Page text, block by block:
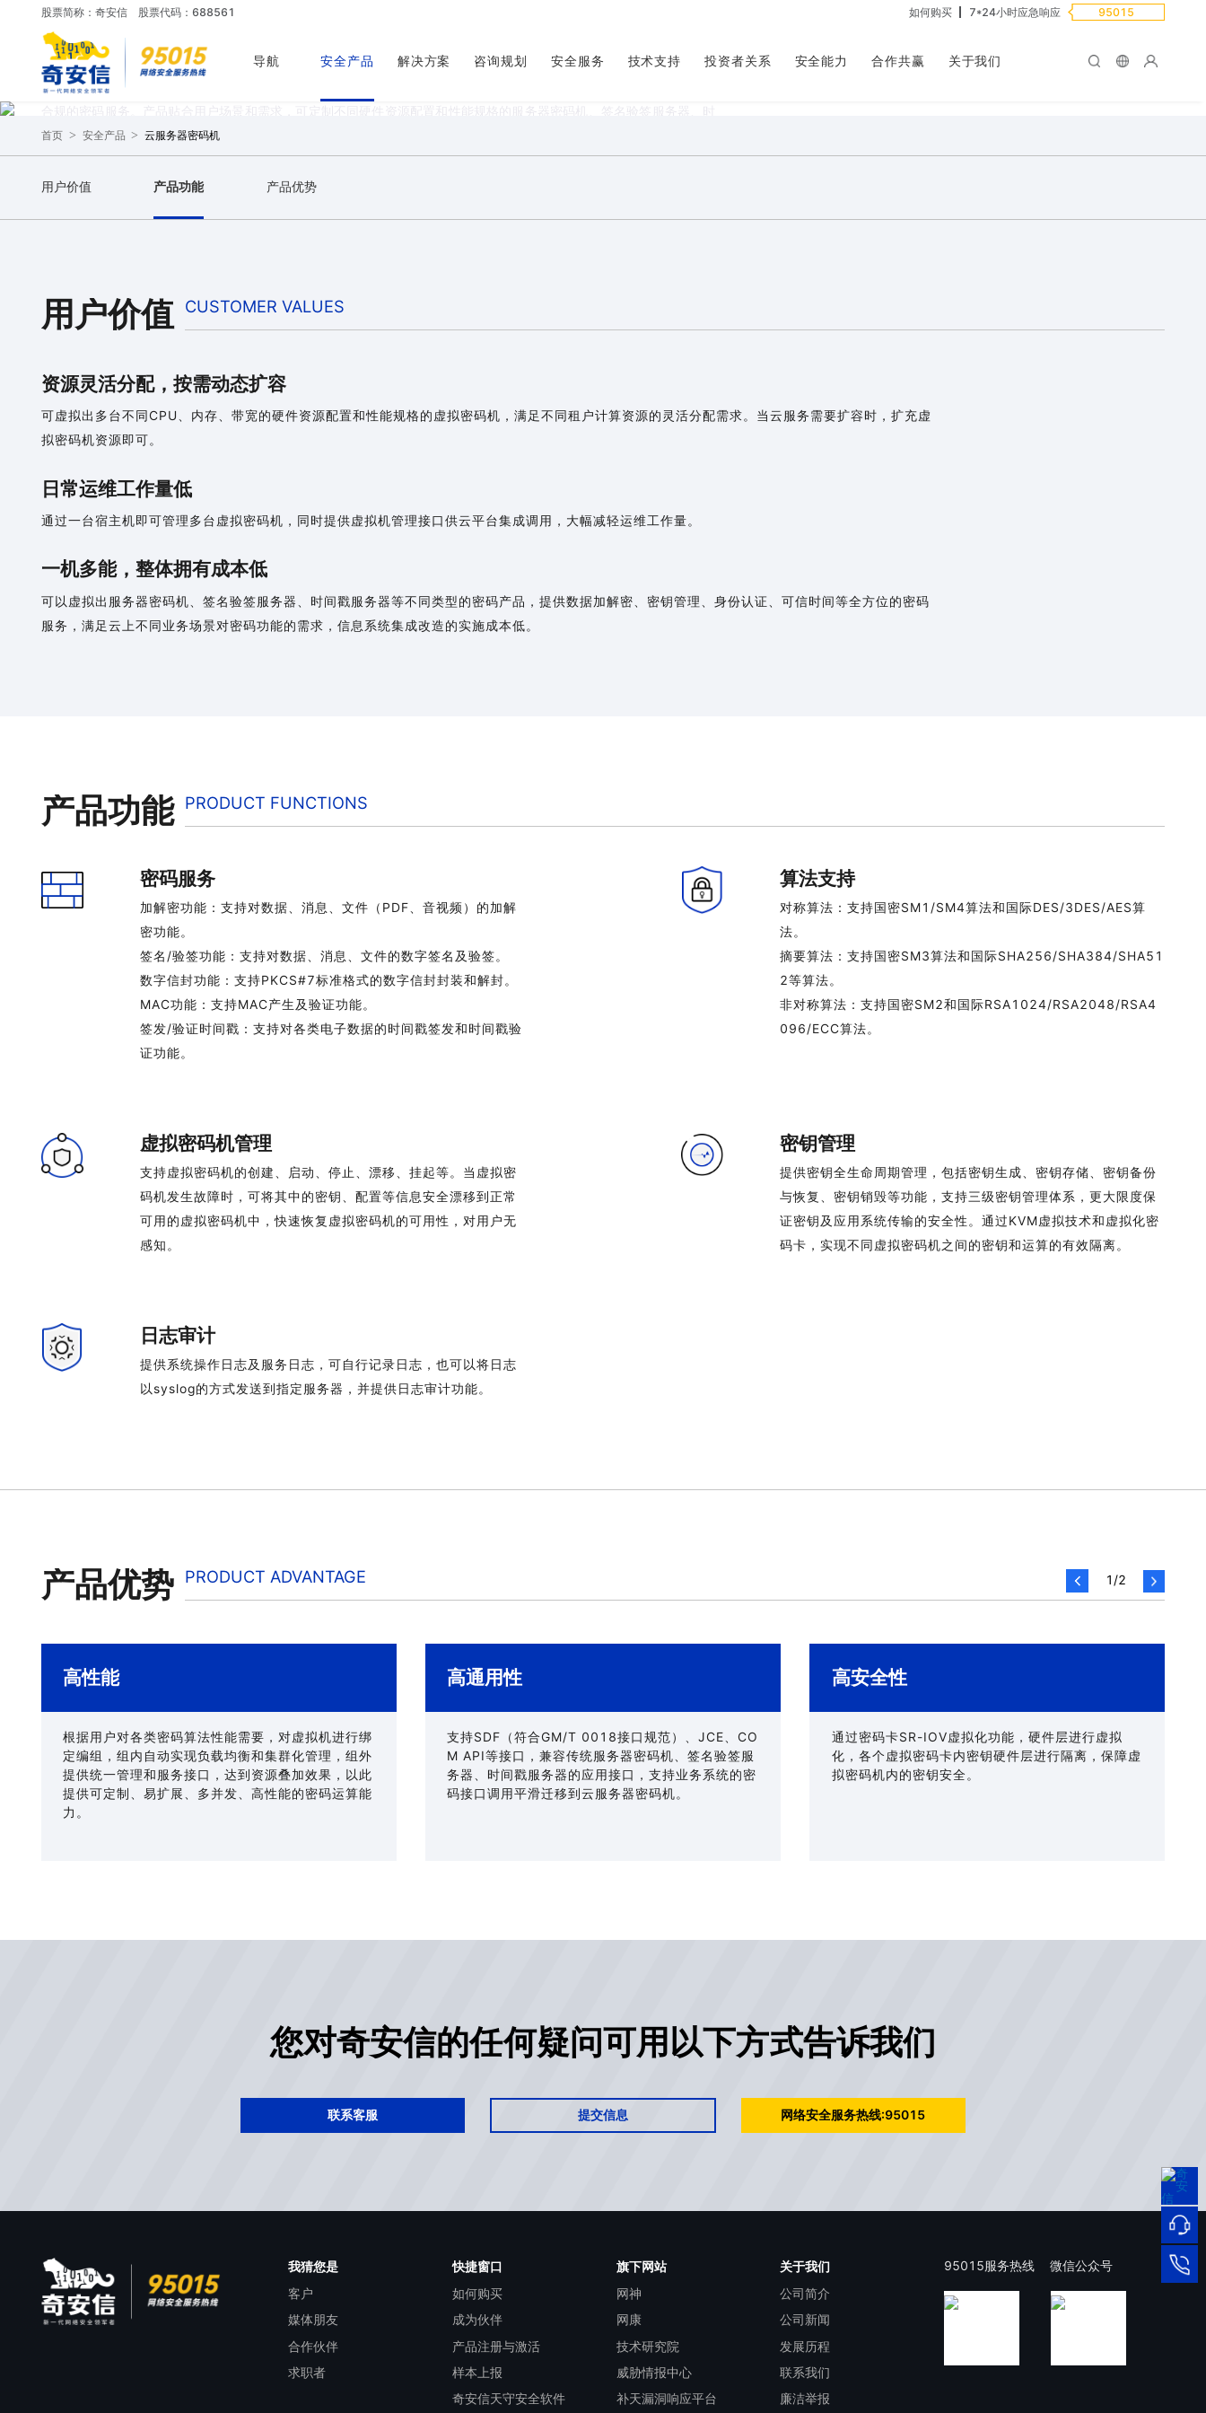
股票简称：奇安信 股票代码：688561 如何购买 7*24小时应急响应 95015
导航 安全产品 解决方案 咨询规划 安全服务 技术支持 投资者关系 安全能力 合作共赢 关于我们
云服务器密码机
奇安信网神云服务器密码机（QuickHSM-VSM）是一款硬件密码产品，通过虚拟化技术，提供便捷可靠、灵活定制、安全
间戳服务器等密码设备VSM，从而实现密码计算资源的按需分配、集约利用，实现对密码设备的有效管理和维护。
立即咨询 申请试用
首页 > 安全产品 > 云服务器密码机
用户价值 产品功能 产品优势
用户价值 CUSTOMER VALUES
资源灵活分配，按需动态扩容
可虚拟出多台不同CPU、内存、带宽的硬件资源配置和性能规格的虚拟密码机，满足不同租户计算资源的灵活分配需求。当云服务需要扩容时，扩充虚
拟密码机资源即可。
日常运维工作量低
通过一台宿主机即可管理多台虚拟密码机，同时提供虚拟机管理接口供云平台集成调用，大幅减轻运维工作量。
一机多能，整体拥有成本低
可以虚拟出服务器密码机、签名验签服务器、时间戳服务器等不同类型的密码产品，提供数据加解密、密钥管理、身份认证、可信时间等全方位的密码
服务，满足云上不同业务场景对密码功能的需求，信息系统集成改造的实施成本低。
产品功能 PRODUCT FUNCTIONS
密码服务
加解密功能：支持对数据、消息、文件（PDF、音视频）的加解
密功能。
签名/验签功能：支持对数据、消息、文件的数字签名及验签。
数字信封功能：支持PKCS#7标准格式的数字信封封装和解封。
MAC功能：支持MAC产生及验证功能。
签发/验证时间戳：支持对各类电子数据的时间戳签发和时间戳验
证功能。
算法支持
对称算法：支持国密SM1/SM4算法和国际DES/3DES/AES算
法。
摘要算法：支持国密SM3算法和国际SHA256/SHA384/SHA51
2等算法。
非对称算法：支持国密SM2和国际RSA1024/RSA2048/RSA4
096/ECC算法。
虚拟密码机管理
支持虚拟密码机的创建、启动、停止、漂移、挂起等。当虚拟密
码机发生故障时，可将其中的密钥、配置等信息安全漂移到正常
可用的虚拟密码机中，快速恢复虚拟密码机的可用性，对用户无
感知。
密钥管理
提供密钥全生命周期管理，包括密钥生成、密钥存储、密钥备份
与恢复、密钥销毁等功能，支持三级密钥管理体系，更大限度保
证密钥及应用系统传输的安全性。通过KVM虚拟技术和虚拟化密
码卡，实现不同虚拟密码机之间的密钥和运算的有效隔离。
日志审计
提供系统操作日志及服务日志，可自行记录日志，也可以将日志
以syslog的方式发送到指定服务器，并提供日志审计功能。
产品优势 PRODUCT ADVANTAGE 1/2
高性能
根据用户对各类密码算法性能需要，对虚拟机进行绑
定编组，组内自动实现负载均衡和集群化管理，组外
提供统一管理和服务接口，达到资源叠加效果，以此
提供可定制、易扩展、多并发、高性能的密码运算能
力。
高通用性
支持SDF（符合GM/T 0018接口规范）、JCE、CO
M API等接口，兼容传统服务器密码机、签名验签服
务器、时间戳服务器的应用接口，支持业务系统的密
码接口调用平滑迁移到云服务器密码机。
高安全性
通过密码卡SR-IOV虚拟化功能，硬件层进行虚拟
化，各个虚拟密码卡内密钥硬件层进行隔离，保障虚
拟密码机内的密钥安全。
95015
网络
安全
服务
热线
在线
您对奇安信的任何疑问可用以下方式告诉我们
联系客服 提交信息 网络安全服务热线:95015
我猜您是
客户
媒体朋友
合作伙伴
求职者
快捷窗口
如何购买
成为伙伴
产品注册与激活
样本上报
奇安信天守安全软件
旗下网站
网神
网康
技术研究院
威胁情报中心
补天漏洞响应平台
关于我们
公司简介
公司新闻
发展历程
联系我们
廉洁举报
95015服务热线 微信公众号